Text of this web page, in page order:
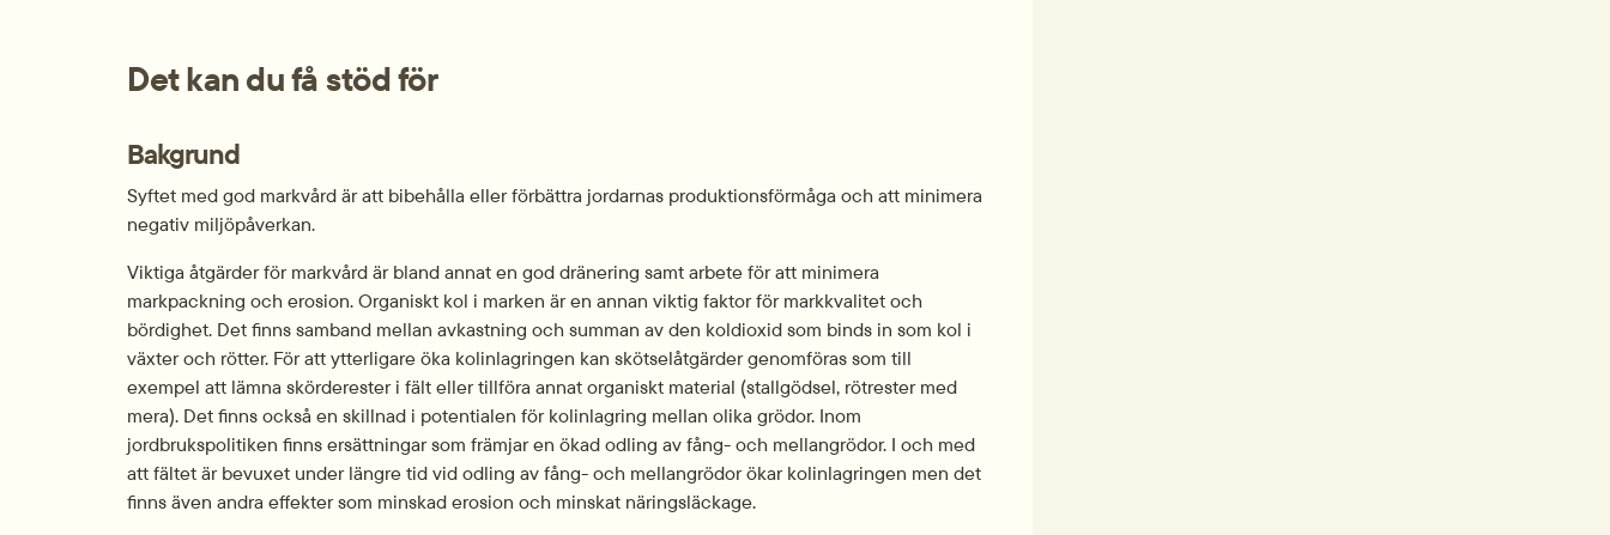
Det kan du få stöd för
Bakgrund
Syftet med god markvård är att bibehålla eller förbättra jordarnas produktionsförmåga och att minimera
negativ miljöpåverkan.
Viktiga åtgärder för markvård är bland annat en god dränering samt arbete för att minimera
markpackning och erosion. Organiskt kol i marken är en annan viktig faktor för markkvalitet och
bördighet. Det finns samband mellan avkastning och summan av den koldioxid som binds in som kol i
växter och rötter. För att ytterligare öka kolinlagringen kan skötselåtgärder genomföras som till
exempel att lämna skörderester i fält eller tillföra annat organiskt material (stallgödsel, rötrester med
mera). Det finns också en skillnad i potentialen för kolinlagring mellan olika grödor. Inom
jordbrukspolitiken finns ersättningar som främjar en ökad odling av fång- och mellangrödor. I och med
att fältet är bevuxet under längre tid vid odling av fång- och mellangrödor ökar kolinlagringen men det
finns även andra effekter som minskad erosion och minskat näringsläckage.